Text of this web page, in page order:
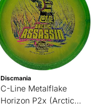
Discmania
C-Line Metalflake
Horizon P2x (Arctic